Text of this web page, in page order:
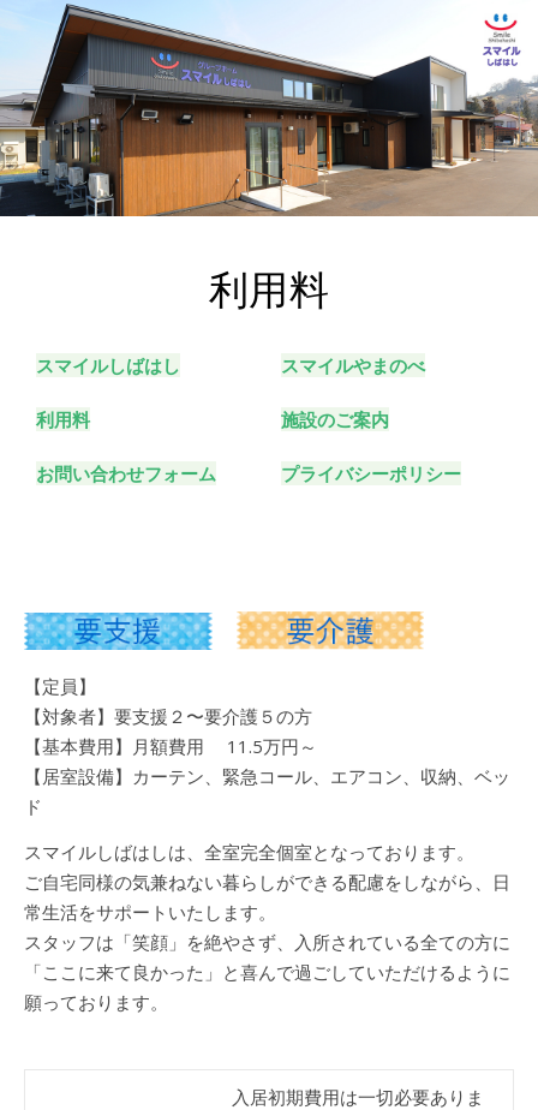
利用料
スマイルしばはし スマイルやまのべ
利用料 施設のご案内
お問い合わせフォーム プライバシーポリシー
【定員】
【対象者】要支援２〜要介護５の方
【基本費用】 月額費用 11.5万円 ～
【居室設備】カーテン、緊急コール、エアコン、収納、ベッ
ド
スマイルしばはしは、全室完全個室となっております。
ご自宅同様の気兼ねない暮らしができる配慮をしながら、日
常生活をサポートいたします。
スタッフは「笑顔」を絶やさず、入所されている全ての方に
「ここに来て良かった」と喜んで過ごしていただけるように
願っております。
入居初期費用は一切必要ありま